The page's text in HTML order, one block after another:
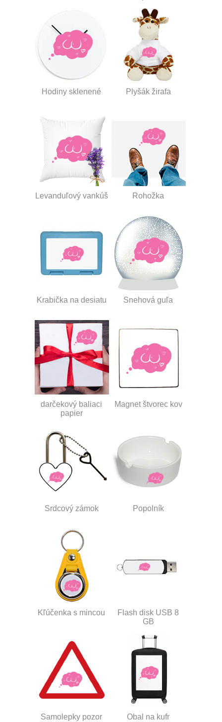
Hodiny sklenené Plyšák žirafa
Levanduľový vankúš Rohožka
Krabička na desiatu Snehová guľa
darčekový baliaci
papier
Magnet štvorec kov
Srdcový zámok Popolník
Kľúčenka s mincou
Flash disk USB 8
GB
Samolepky pozor Obal na kufr